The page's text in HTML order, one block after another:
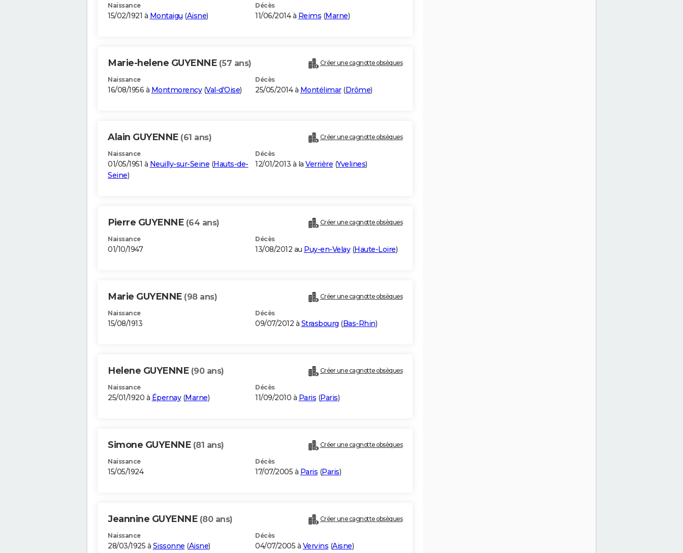
Naissance
15/02/1921 à Montaigu (Aisne)
Décès
11/06/2014 à Reims (Marne)
Marie-helene GUYENNE (57 ans) Créer une cagnotte obsèques
Naissance
16/08/1956 à Montmorency(Val-d'Oise)
Décès
25/05/2014 à Montélimar(Drôme)
Alain GUYENNE (61 ans) Créer une cagnotte obsèques
Naissance
01/05/1951 à Neuilly-sur-Seine (Hauts-de-
Seine)
Décès
12/01/2013 à la Verrière (Yvelines)
Pierre GUYENNE (64 ans) Créer une cagnotte obsèques
Naissance
01/10/1947
Décès
13/08/2012 au Puy-en-Velay(Haute-Loire)
Marie GUYENNE (98 ans) Créer une cagnotte obsèques
Naissance
15/08/1913
Décès
09/07/2012 à Strasbourg (Bas-Rhin)
Helene GUYENNE (90 ans) Créer une cagnotte obsèques
Naissance
25/01/1920 à Épernay(Marne)
Décès
11/09/2010 à Paris (Paris)
Simone GUYENNE (81 ans) Créer une cagnotte obsèques
Naissance
15/05/1924
Décès
17/07/2005 à Paris (Paris)
Jeannine GUYENNE (80 ans) Créer une cagnotte obsèques
Naissance
28/03/1925 à Sissonne (Aisne)
Décès
04/07/2005 à Vervins (Aisne)